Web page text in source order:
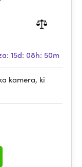
15d: 08h: 50m
kamera, ki